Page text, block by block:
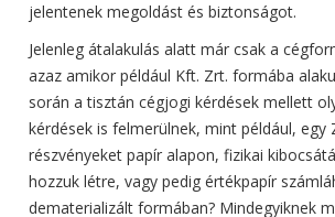
jelentenek megoldást és biztonságot.
Jelenleg átalakulás alatt már csak a
azaz amikor például Kft. Zrt. formába
során a tisztán cégjogi kérdések mellett
kérdések is felmerülnek, mint például, egy
részvényeket papír alapon, fizikai
hozzuk létre, vagy pedig értékpapír
dematerializált formában? Mindegyiknek